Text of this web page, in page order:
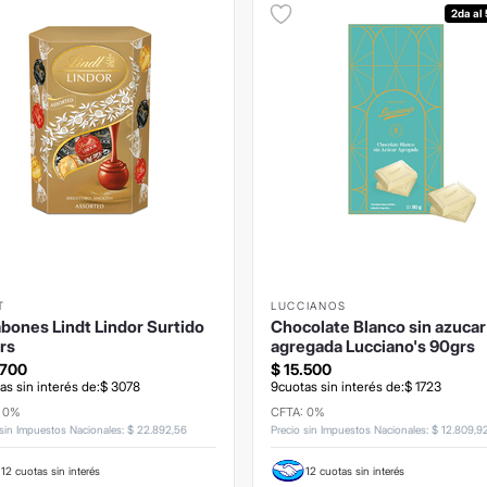
Lindt Lindor Surtido
700
sin interés de:$ 3078
0%
Impuestos Nacionales:$ 22 .892 ,56
12 cuotas sin interés
2da al
LUCCIANOS
Chocolate Blanco sin azucar
agregada Lucciano's 90grs
$15.500
9cuotas sin interés de:$ 1723
CFTA: 0%
Precio sin Impuestos Nacionales: $ 12 809,92
12 cuotas sin interés